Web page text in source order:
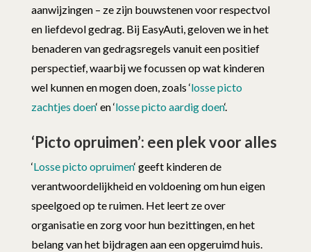
aanwijzingen – ze zijn bouwstenen voor respectvol
en liefdevol gedrag. Bij EasyAuti, geloven we in het
benaderen van gedragsregels vanuit een positief
perspectief, waarbij we focussen op wat kinderen
wel kunnen en mogen doen, zoals ‘losse picto
zachtjes doen‘ en ‘losse picto aardig doen‘.
‘Picto opruimen’: een plek voor alles
‘Losse picto opruimen‘ geeft kinderen de
verantwoordelijkheid en voldoening om hun eigen
speelgoed op te ruimen. Het leert ze over
organisatie en zorg voor hun bezittingen, en het
belang van het bijdragen aan een opgeruimd huis.